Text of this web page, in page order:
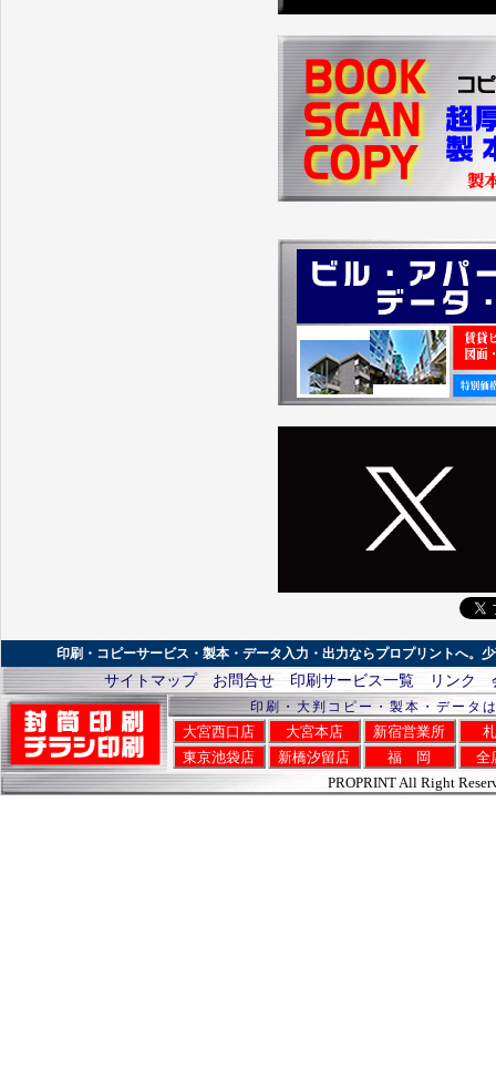
印刷・コピーサービス・製本・データ入力・出力ならプロプリントへ。
サイトマップ お問合せ 印刷サービス一覧 リンク
印刷・大判コピー・製本・データ
大宮西口店 大宮本店 新宿営業所
東京池袋店
新橋汐留店 福 岡 全
PROPRINT All Right